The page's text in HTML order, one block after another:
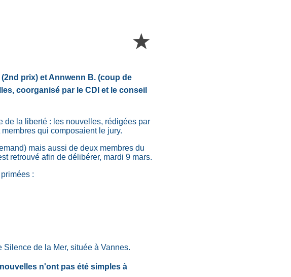
prix) et Annwenn B. (coup de
coorganisé par le CDI et le conseil
de la liberté : les nouvelles, rédigées par
qui composaient le jury.
mais aussi de deux membres du
retrouvé afin de délibérer, mardi 9 mars.
:
de la Mer, située à Vannes.
n'ont pas été simples à